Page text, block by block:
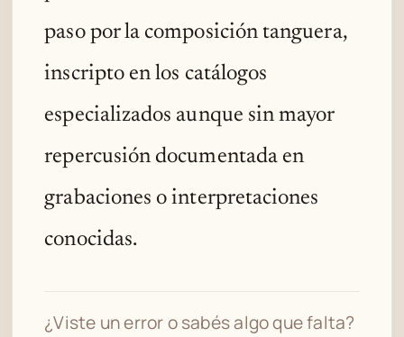
paso por la composición tanguera,
inscripto en los catálogos
especializados aunque sin mayor
repercusión documentada en
grabaciones o interpretaciones
conocidas.
¿Viste un error o sabés algo que falta?